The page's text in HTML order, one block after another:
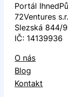
Portál
72Ventures
Slezská 844/
IČ: 14139936
O nás
Blog
Kontakt